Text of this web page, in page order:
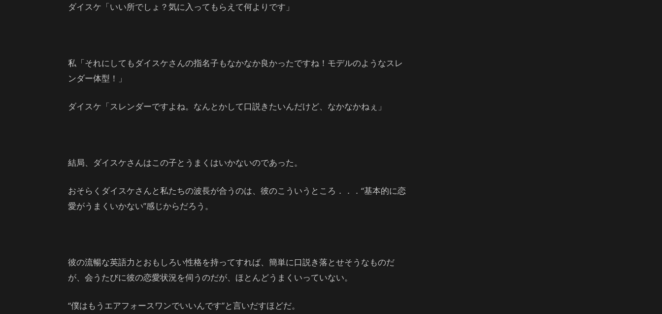
ダイスケ「いい所でしょ？気に入ってもらえて何よりです」
私「それにしてもダイスケさんの指名子もなかなか良かったですね！モデルのようなスレ
ンダー体型！」
ダイスケ「スレンダーですよね。なんとかして口説きたいんだけど、なかなかねぇ」
結局、ダイスケさんはこの子とうまくはいかないのであった。
おそらくダイスケさんと私たちの波長が合うのは、彼のこういうところ．．．“基本的に恋
愛がうまくいかない”感じからだろう。
彼の流暢な英語力とおもしろい性格を持ってすれば、簡単に口説き落とせそうなものだ
が、会うたびに彼の恋愛状況を伺うのだが、ほとんどうまくいっていない。
“僕はもうエアフォースワンでいいんです”と言いだすほどだ。